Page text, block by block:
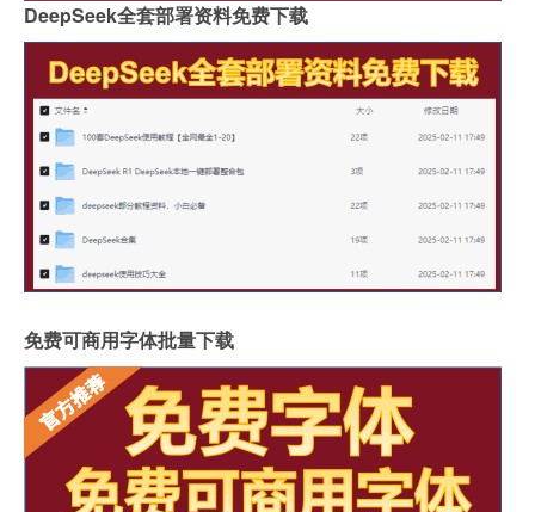
DeepSeek全套部署资料免费下载
免费可商用字体批量下载